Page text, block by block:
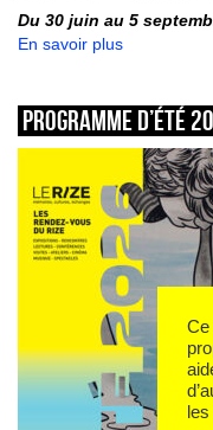
Du 30 juin au 5
En savoir plus
Programme d’été
Ce